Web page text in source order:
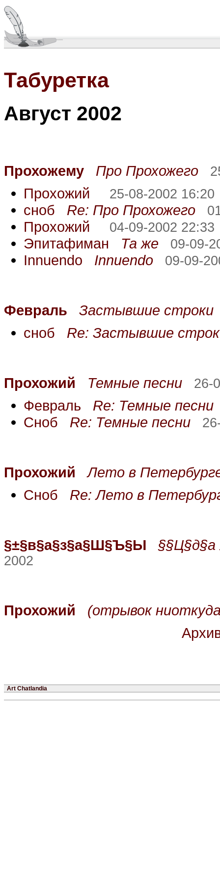
Табуретка
Август 2002
Прохожему Про Прохожего
Прохожий 25-08-2002 16:20
сноб Re: Про Прохожего
Прохожий 04-09-2002 22:33
Эпитафиман Та же 09-09-
Innuendo Innuendo 09-09-
Февраль
Застывшие строки
сноб Re: Застывшие
Прохожий Темные песни 26-
Февраль Re: Темные песни
Сноб Re: Темные песни
Прохожий
Лето в
Сноб Re: Лето в
§±§в§а§з§а§Ш§Ъ§Ы
2002
Прохожий
(отрывок
Art Chatlandia